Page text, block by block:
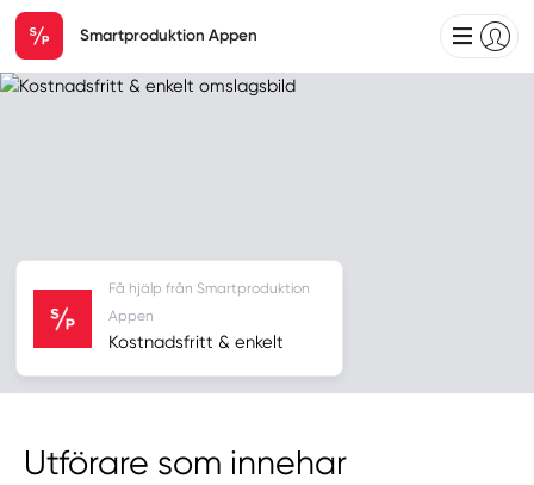
Smartproduktion Appen
Utförare som innehar
Få hjälp från Smartproduktion
Appen
Kostnadsfritt & enkelt